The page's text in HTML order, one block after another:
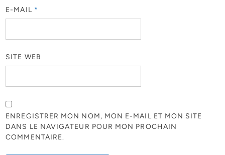
E-MAIL *
SITE WEB
ENREGISTRER MON NOM, MON E-MAIL ET MON SITE
DANS LE NAVIGATEUR POUR MON PROCHAIN
COMMENTAIRE.